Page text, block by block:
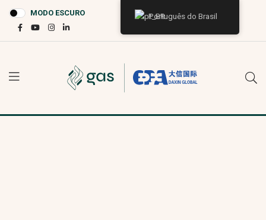
MODO ESCURO Português do Brasil